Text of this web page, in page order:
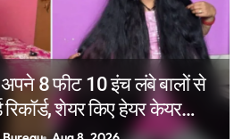
8 फीट 10 इंच लंबे बालों से
रिकॉर्ड, शेयर किए हेयर केयर